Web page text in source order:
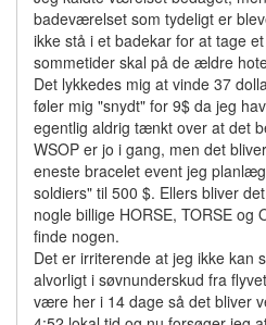
badeværelset som tydeligt er
ikke stå i et badekar for at tage
sommetider skal på de ældre
Det lykkedes mig at vinde 37
føler mig "snydt" for 9$ da jeg
egentlig aldrig tænkt over at det
WSOP er jo i gang, men det
eneste bracelet event jeg
soldiers" til 500 $. Ellers bliver
nogle billige HORSE, TORSE og
finde nogen.
Det er irriterende at jeg ikke kan
alvorligt i søvnunderskud fra
være her i 14 dage så det bliver